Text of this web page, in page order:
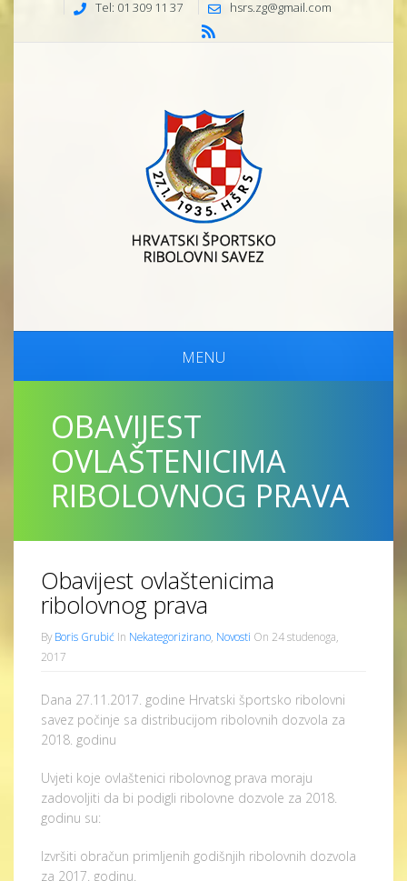
Tel: 01 309 11 37 hsrs.zg@gmail.com
MENU
OBAVIJEST
OVLAŠTENICIMA
RIBOLOVNOG PRAVA
Obavijest ovlaštenicima
ribolovnog prava
ByBoris Grubić In Nekategorizirano Novosti On 24 studenoga,
2017
Dana 27.11.2017. godine Hrvatski športsko ribolovni
savez počinje sa distribucijom ribolovnih dozvola za
2018. godinu
Uvjeti koje ovlaštenici ribolovnog prava moraju
zadovoljiti da bi podigli ribolovne dozvole za 2018.
godinu su:
Izvršiti obračun primljenih godišnjih ribolovnih dozvola
za 2017. godinu.